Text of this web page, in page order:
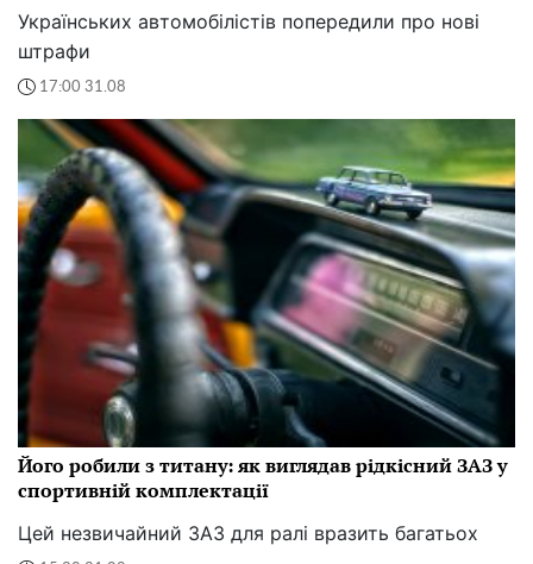
Українських автомобілістів попередили про нові
штрафи
17:00 31.08
Його робили з титану: як виглядав рідкісний ЗАЗ у
спортивній комплектації
Цей незвичайний ЗАЗ для ралі вразить багатьох